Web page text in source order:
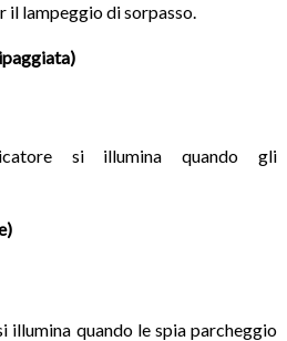
il lampeggio di sorpasso.
si illumina quando gli
illumina quando le spia parcheggio